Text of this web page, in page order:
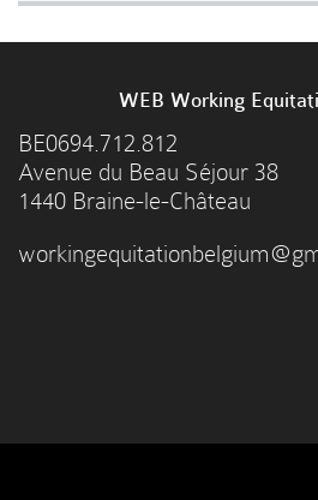
WEB Working
BE0694.712.812
Avenue du Beau Séjour 38
1440 Braine-le-Château